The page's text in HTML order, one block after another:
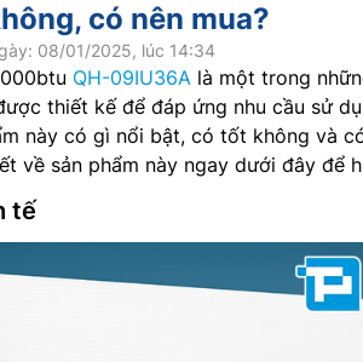
có nên mua?
08/01/2025, lúc 14:34
QH-09IU36A là một trong
thiết kế để đáp ứng nhu cầu sử
này có gì nổi bật, có tốt không và
về sản phẩm này ngay dưới đây để
tế